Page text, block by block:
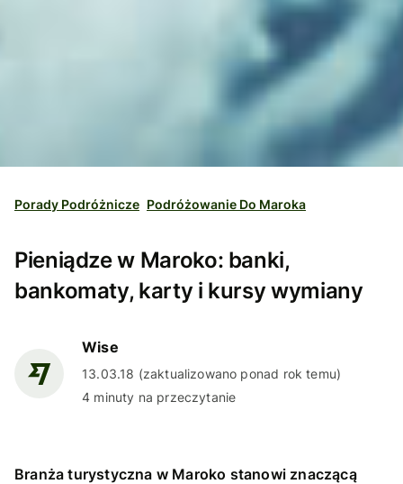
Porady Podróżnicze Podróżowanie Do Maroka
Pieniądze w Maroko: banki,
bankomaty, karty i kursy wymiany
Wise
13.03.18 (zaktualizowano ponad rok temu)
4 minuty na przeczytanie
Branża turystyczna w Maroko stanowi znaczącą